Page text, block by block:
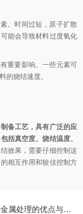
。时间过短，原子扩散
能会导致材料过度氧化
重要影响。一些元素可
的烧结速度。
备工艺，具有广泛的应
括真空度、烧结温度、
效果，需要仔细控制这
相互作用和较佳控制方
使用立式真空退火炉进行金属处理的优点与操作要点